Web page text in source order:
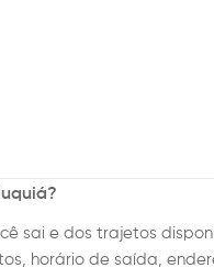
sai e dos trajetos
horário de saída,